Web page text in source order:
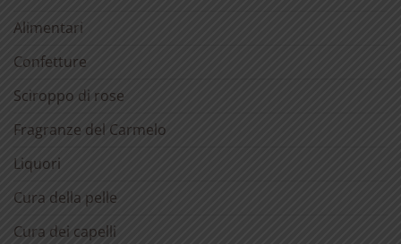
Alimentari
Confetture
Sciroppo di rose
Fragranze del Carmelo
Liquori
Cura della pelle
Cura dei capelli